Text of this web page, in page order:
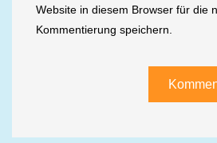
Website in diesem Browser für die
Kommentierung speichern.